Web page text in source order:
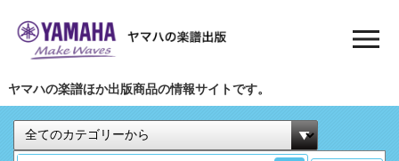
ヤマハの楽譜ほか出版商品の情報サイトです。